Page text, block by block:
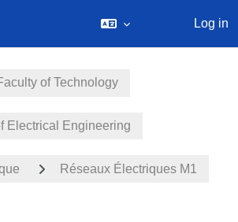
Log in
of Technology
Electrical Engineering
Réseaux Électriques M1